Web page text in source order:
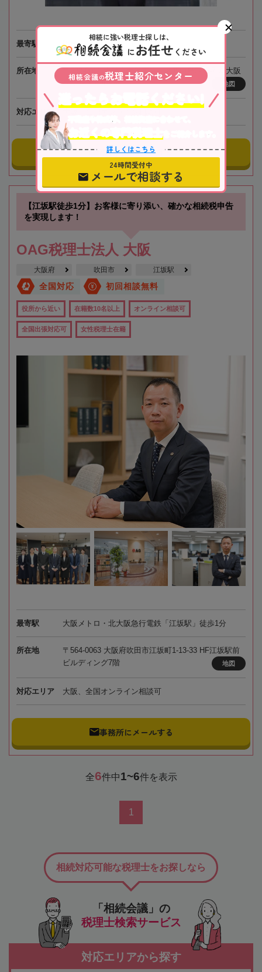
最寄駅 阪急電鉄「南方駅」徒歩1分
所在地
〒532-0011 大阪府大阪市淀川区西中島3-15-7 新大阪
プリンスビル4階
地図
対応エリア
事務所にメールする
【江坂駅徒歩1分】お客様に寄り添い、確かな相続税申告
を実現します！
OAG税理士法人 大阪
大阪府 吹田市 江坂駅
全国対応 初回相談無料
役所から近い 在籍数10名以上 オンライン相談可
全国出張対応可 女性税理士在籍
最寄駅 大阪メトロ・北大阪急行電鉄「江坂駅」徒歩1分
所在地
〒564-0063 大阪府吹田市江坂町1-13-33 HF江坂駅前
ビルディング7階
地図
対応エリア 大阪、全国オンライン相談可
事務所にメールする
全6件中1~6件を表示
1
「相続会議」の
税理士検索サービス
相続対応可能な税理士をお探しなら
対応エリアから探す
相続に強い税理士探しは、
にお任せ ください
相続会議の税理士紹介センター
不動産や株式等、相続資産に合わせて、
お近くの専門税理士
をご紹介します。
詳しくはこちら
24時間受付中
メールで相談する